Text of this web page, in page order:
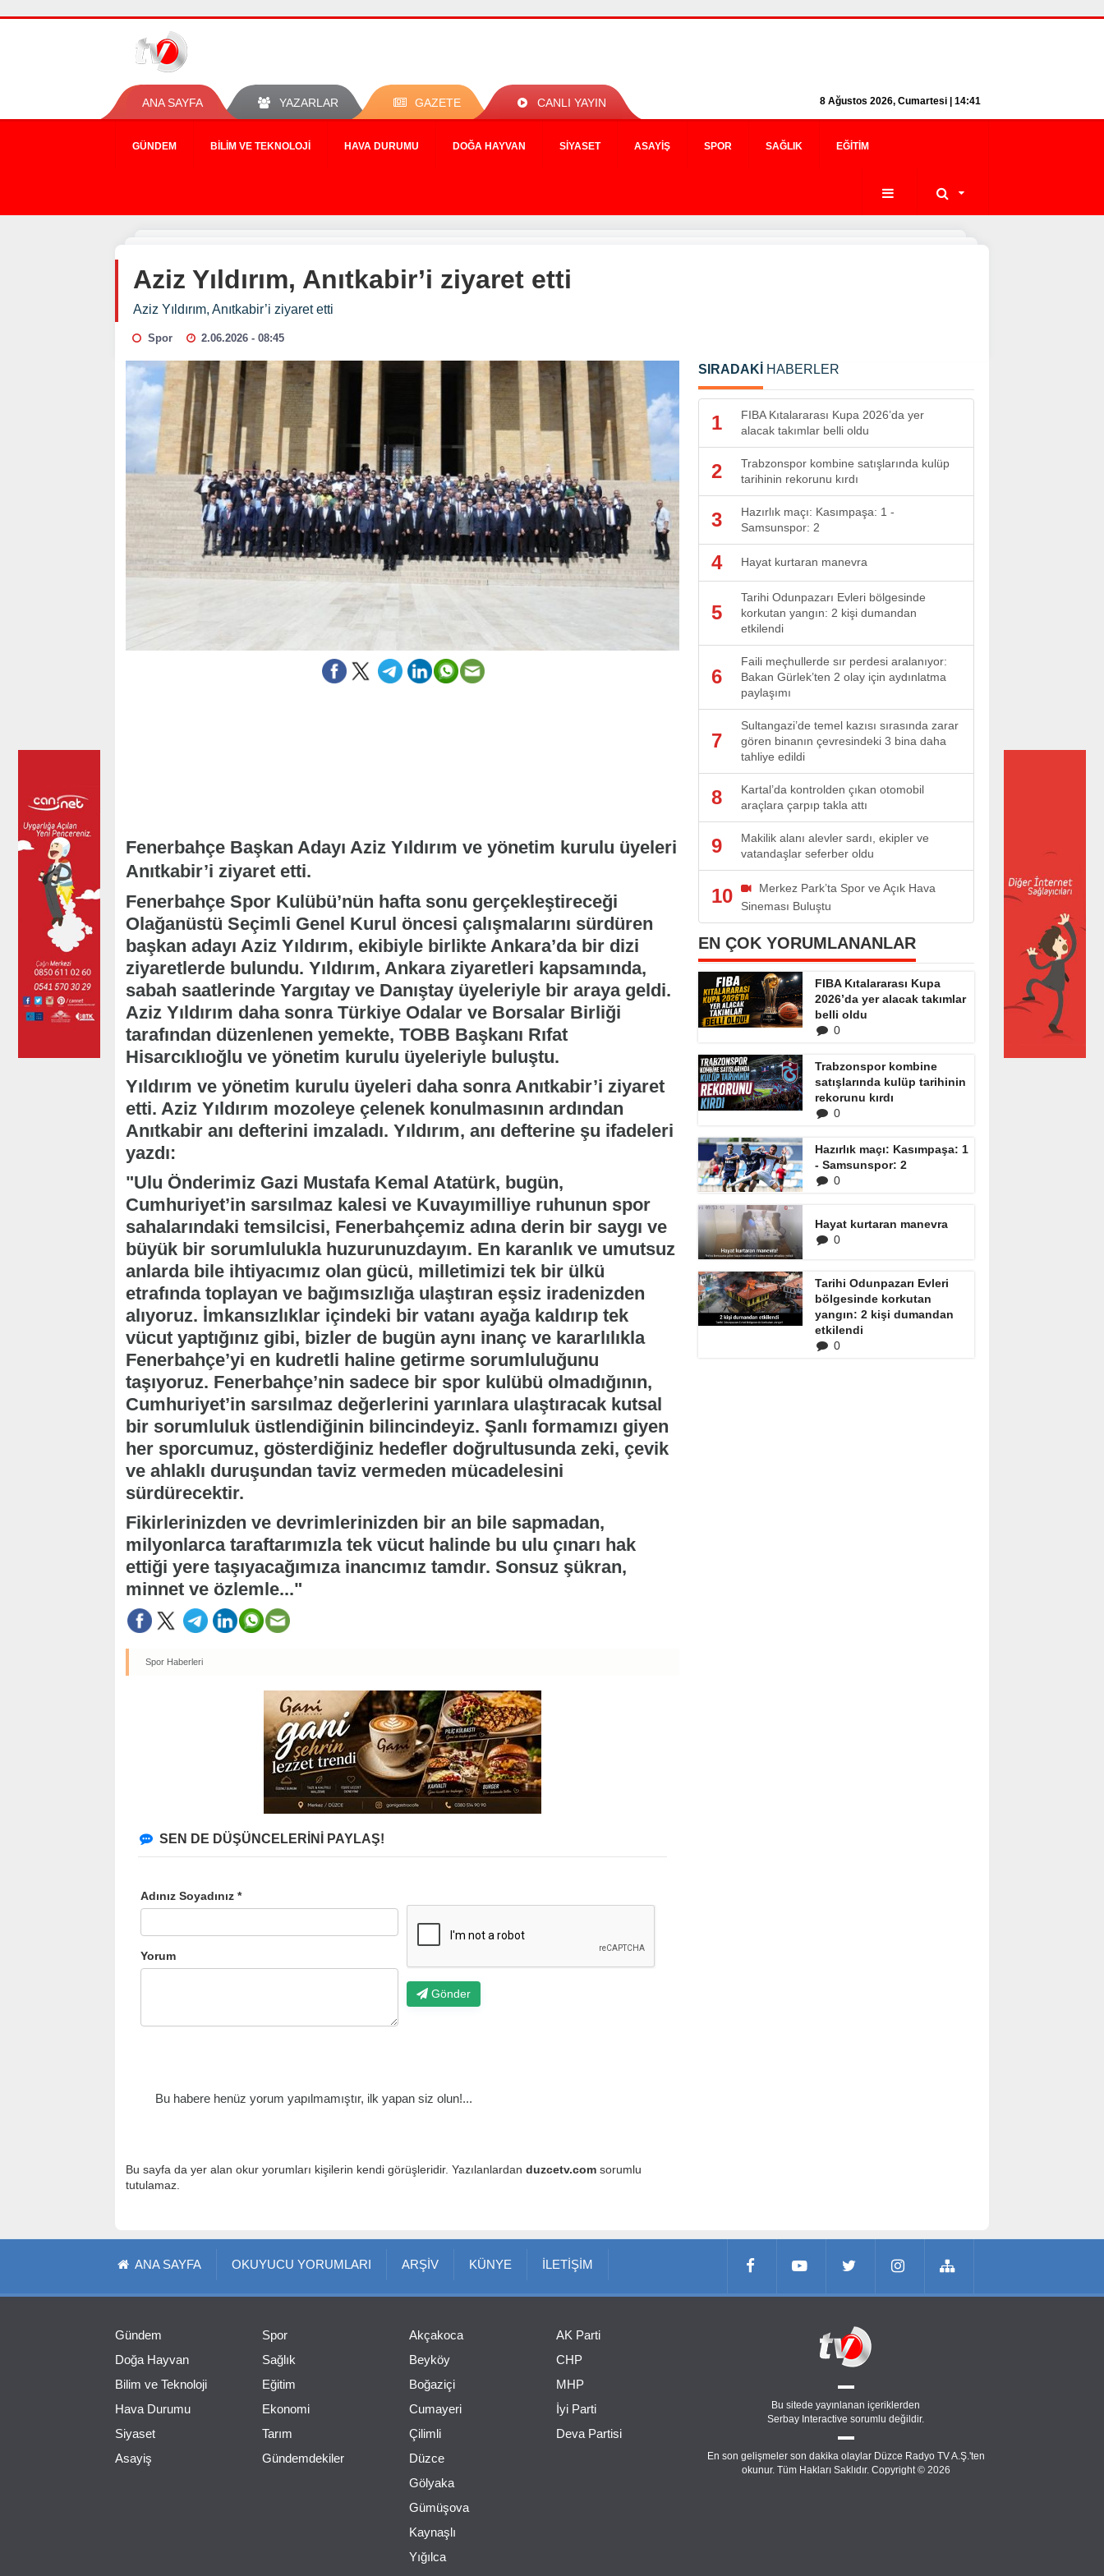
ANA SAYFA YAZARLAR GAZETE CANLI YAYIN 8 Ağustos 2026, Cumartesi | 14:41
GÜNDEM BILIM VE TEKNOLOJI HAVA DURUMU DOĞA HAYVAN SIYASET ASAYIŞ SPOR SAĞLIK EĞITIM
Aziz Yıldırım, Anıtkabir’i ziyaret etti
Aziz Yıldırım, Anıtkabir’i ziyaret etti
Spor 2.06.2026 - 08:45
Fenerbahçe Başkan Adayı Aziz Yıldırım ve yönetim kurulu üyeleri
Anıtkabir’i ziyaret etti.
Fenerbahçe Spor Kulübü’nün hafta sonu gerçekleştireceği
Olağanüstü Seçimli Genel Kurul öncesi çalışmalarını sürdüren
başkan adayı Aziz Yıldırım, ekibiyle birlikte Ankara’da bir dizi
ziyaretlerde bulundu. Yıldırım, Ankara ziyaretleri kapsamında,
sabah saatlerinde Yargıtay ve Danıştay üyeleriyle bir araya geldi.
Aziz Yıldırım daha sonra Türkiye Odalar ve Borsalar Birliği
tarafından düzenlenen yemekte, TOBB Başkanı Rıfat
Hisarcıklıoğlu ve yönetim kurulu üyeleriyle buluştu.
Yıldırım ve yönetim kurulu üyeleri daha sonra Anıtkabir’i ziyaret
etti. Aziz Yıldırım mozoleye çelenek konulmasının ardından
Anıtkabir anı defterini imzaladı. Yıldırım, anı defterine şu ifadeleri
yazdı:
"Ulu Önderimiz Gazi Mustafa Kemal Atatürk, bugün,
Cumhuriyet’in sarsılmaz kalesi ve Kuvayımilliye ruhunun spor
sahalarındaki temsilcisi, Fenerbahçemiz adına derin bir saygı ve
büyük bir sorumlulukla huzurunuzdayım. En karanlık ve umutsuz
anlarda bile ihtiyacımız olan gücü, milletimizi tek bir ülkü
etrafında toplayan ve bağımsızlığa ulaştıran eşsiz iradenizden
alıyoruz. İmkansızlıklar içindeki bir vatanı ayağa kaldırıp tek
vücut yaptığınız gibi, bizler de bugün aynı inanç ve kararlılıkla
Fenerbahçe’yi en kudretli haline getirme sorumluluğunu
taşıyoruz. Fenerbahçe’nin sadece bir spor kulübü olmadığının,
Cumhuriyet’in sarsılmaz değerlerini yarınlara ulaştıracak kutsal
bir sorumluluk üstlendiğinin bilincindeyiz. Şanlı formamızı giyen
her sporcumuz, gösterdiğiniz hedefler doğrultusunda zeki, çevik
ve ahlaklı duruşundan taviz vermeden mücadelesini
sürdürecektir.
Fikirlerinizden ve devrimlerinizden bir an bile sapmadan,
milyonlarca taraftarımızla tek vücut halinde bu ulu çınarı hak
ettiği yere taşıyacağımıza inancımız tamdır. Sonsuz şükran,
minnet ve özlemle..."
Spor Haberleri
SEN DE DÜŞÜNCELERİNİ PAYLAŞ!
Adınız Soyadınız *
Yorum
Gönder
Bu habere henüz yorum yapılmamıştır, ilk yapan siz olun!...
Bu sayfa da yer alan okur yorumları kişilerin kendi görüşleridir. Yazılanlardan duzcetv.com sorumlu
tutulamaz.
SIRADAKİ HABERLER
1
FIBA Kıtalararası Kupa 2026’da yer
alacak takımlar belli oldu
2
Trabzonspor kombine satışlarında kulüp
tarihinin rekorunu kırdı
3
Hazırlık maçı: Kasımpaşa: 1 -
Samsunspor: 2
4 Hayat kurtaran manevra
5
Tarihi Odunpazarı Evleri bölgesinde
korkutan yangın: 2 kişi dumandan
etkilendi
6
Faili meçhullerde sır perdesi aralanıyor:
Bakan Gürlek’ten 2 olay için aydınlatma
paylaşımı
7
Sultangazi’de temel kazısı sırasında zarar
gören binanın çevresindeki 3 bina daha
tahliye edildi
8
Kartal’da kontrolden çıkan otomobil
araçlara çarpıp takla attı
9
Makilik alanı alevler sardı, ekipler ve
vatandaşlar seferber oldu
10
Merkez Park’ta Spor ve Açık Hava
Sineması Buluştu
EN ÇOK YORUMLANANLAR
FIBA Kıtalararası Kupa
2026’da yer alacak takımlar
belli oldu
0
Trabzonspor kombine
satışlarında kulüp tarihinin
rekorunu kırdı
0
Hazırlık maçı: Kasımpaşa: 1
- Samsunspor: 2
0
Hayat kurtaran manevra
0
Tarihi Odunpazarı Evleri
bölgesinde korkutan
yangın: 2 kişi dumandan
etkilendi
0
ANA SAYFA OKUYUCU YORUMLARI ARŞİV KÜNYE İLETİŞİM
Gündem
Doğa Hayvan
Bilim ve Teknoloji
Hava Durumu
Siyaset
Asayiş
Spor
Sağlık
Eğitim
Ekonomi
Tarım
Gündemdekiler
Akçakoca
Beyköy
Boğaziçi
Cumayeri
Çilimli
Düzce
Gölyaka
Gümüşova
Kaynaşlı
Yığılca
AK Parti
CHP
MHP
İyi Parti
Deva Partisi
Bu sitede yayınlanan içeriklerden
Serbay Interactive sorumlu değildir.
En son gelişmeler son dakika olaylar Düzce Radyo TV A.Ş.'ten
okunur. Tüm Hakları Saklıdır. Copyright © 2026